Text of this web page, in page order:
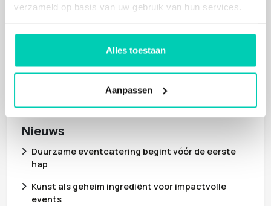
verzameld op basis van uw gebruik van hun services.
Alles toestaan
Aanpassen
Snel locatie zoeken
Nieuws
Duurzame eventcatering begint vóór de eerste
hap
Kunst als geheim ingrediënt voor impactvolle
events